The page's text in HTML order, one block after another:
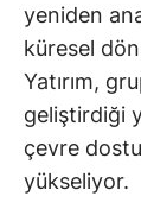
yeniden
küresel
Yatırım,
geliştirdiği
çevre
yükseliyor.